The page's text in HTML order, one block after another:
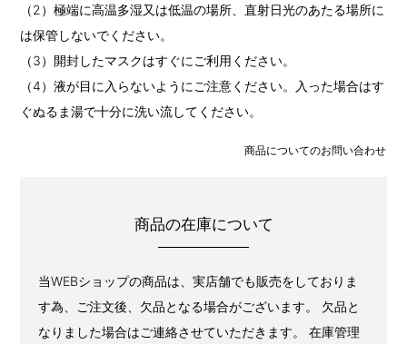
（2）極端に高温多湿又は低温の場所、直射日光のあたる場所に
は保管しないでください。
（3）開封したマスクはすぐにご利用ください。
（4）液が目に入らないようにご注意ください。入った場合はす
ぐぬるま湯で十分に洗い流してください。
商品についてのお問い合わせ
商品の在庫について
当WEBショップの商品は、実店舗でも販売をしておりま
す為、ご注文後、欠品となる場合がございます。 欠品と
なりました場合はご連絡させていただきます。 在庫管理